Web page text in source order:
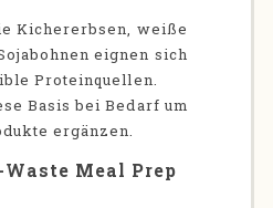
Kichererbsen, weiße
eignen sich
Proteinquellen.
Basis bei Bedarf um
ergänzen.
Meal Prep